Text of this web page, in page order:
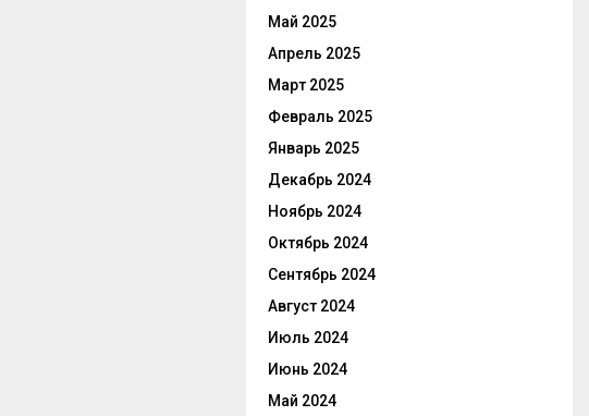
Май 2025
Апрель 2025
Март 2025
Февраль 2025
Январь 2025
Декабрь 2024
Ноябрь 2024
Октябрь 2024
Сентябрь 2024
Август 2024
Июль 2024
Июнь 2024
Май 2024